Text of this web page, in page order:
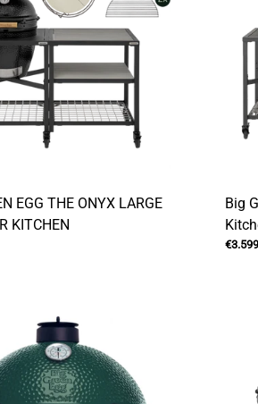
EGG THE ONYX LARGE
KITCHEN
Big